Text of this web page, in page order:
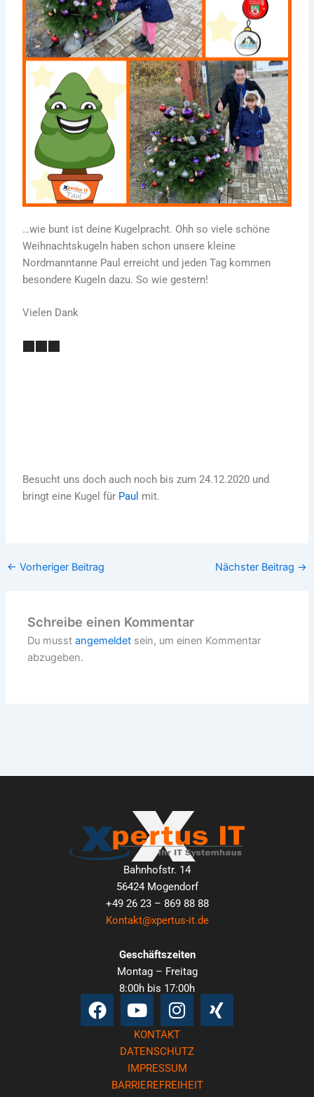
…wie bunt ist deine Kugelpracht. Ohh so viele schöne
Weihnachtskugeln haben schon unsere kleine
Nordmanntanne Paul erreicht und jeden Tag kommen
besondere Kugeln dazu. So wie gestern!
Vielen Dank
Besucht uns doch auch noch bis zum 24.12.2020 und
bringt eine Kugel für Paul mit.
← Vorheriger Beitrag Nächster Beitrag →
Schreibe einen Kommentar
Du musstangemeldet sein, um einen Kommentar
abzugeben.
Bahnhofstr. 14
56424 Mogendorf
+49 26 23 – 869 88 88
Kontakt@xpertus-it.de
Geschäftszeiten
Montag – Freitag
8:00h bis 17:00h
Facebook
YoutubeInstagram
Xing
KONTAKT
DATENSCHUTZ
IMPRESSUM
BARRIEREFREIHEIT